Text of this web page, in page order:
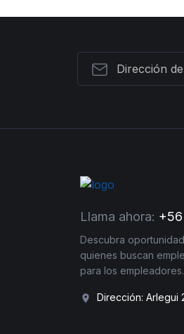
Llama ahora:
Descubra
quienes buscan
para los empleadores.
Dirección: Arlegui